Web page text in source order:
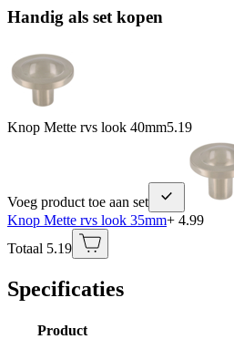
Handig als set kopen
Knop Mette rvs look 40mm5.19
Voeg product toe aan set
Knop Mette rvs look 35mm+ 4.99
Totaal 5.19
Specificaties
Product